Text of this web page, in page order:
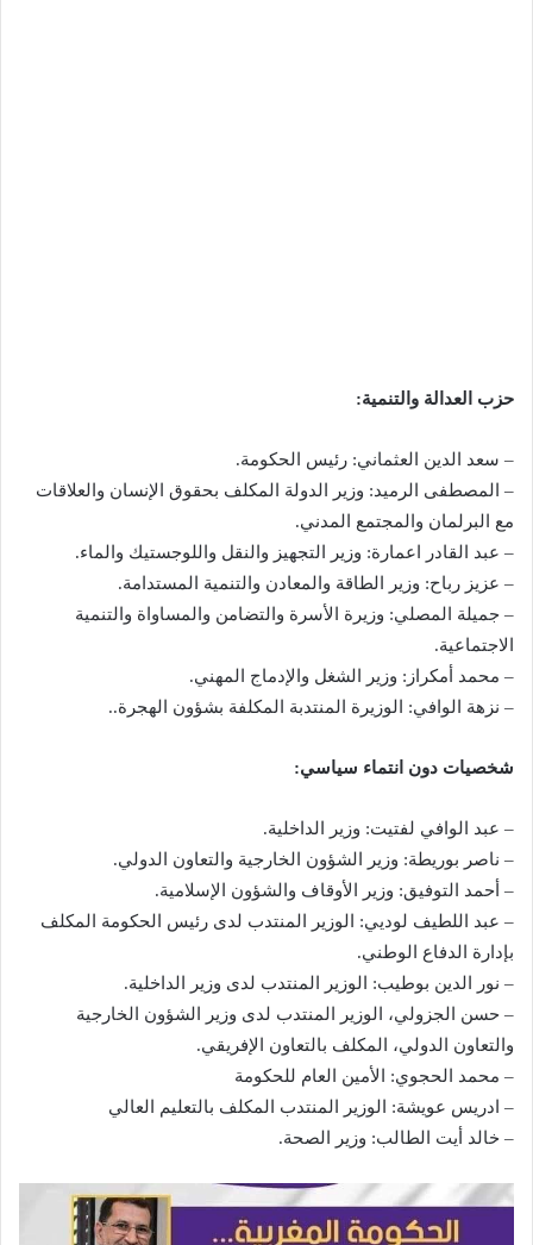
حزب العدالة والتنمية:
– سعد الدين العثماني: رئيس الحكومة.
– المصطفى الرميد: وزير الدولة المكلف بحقوق الإنسان والعلاقات
مع البرلمان والمجتمع المدني.
– عبد القادر اعمارة: وزير التجهيز والنقل واللوجستيك والماء.
– عزيز رباح: وزير الطاقة والمعادن والتنمية المستدامة.
– جميلة المصلي: وزيرة الأسرة والتضامن والمساواة والتنمية
الاجتماعية.
– محمد أمكراز: وزير الشغل والإدماج المهني.
– نزهة الوافي: الوزيرة المنتدبة المكلفة بشؤون الهجرة..
شخصيات دون انتماء سياسي:
– عبد الوافي لفتيت: وزير الداخلية.
– ناصر بوريطة: وزير الشؤون الخارجية والتعاون الدولي.
– أحمد التوفيق: وزير الأوقاف والشؤون الإسلامية.
– عبد اللطيف لوديي: الوزير المنتدب لدى رئيس الحكومة المكلف
بإدارة الدفاع الوطني.
– نور الدين بوطيب: الوزير المنتدب لدى وزير الداخلية.
– حسن الجزولي، الوزير المنتدب لدى وزير الشؤون الخارجية
والتعاون الدولي، المكلف بالتعاون الإفريقي.
– محمد الحجوي: الأمين العام للحكومة
– ادريس عويشة: الوزير المنتدب المكلف بالتعليم العالي
– خالد أيت الطالب: وزير الصحة.